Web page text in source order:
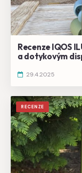
Recenze IQOS
a dotykovým
29.4.2025
RECENZE